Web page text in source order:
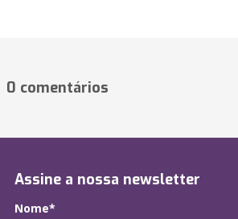
0 comentários
Assine a nossa newsletter
Nome*